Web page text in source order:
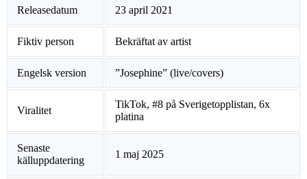
Releasedatum 23 april 2021
Fiktiv person Bekräftat av artist
Engelsk version ”Josephine” (live/covers)
Viralitet
TikTok, #8 på Sverigetopplistan, 6x
platina
Senaste
källuppdatering
1 maj 2025